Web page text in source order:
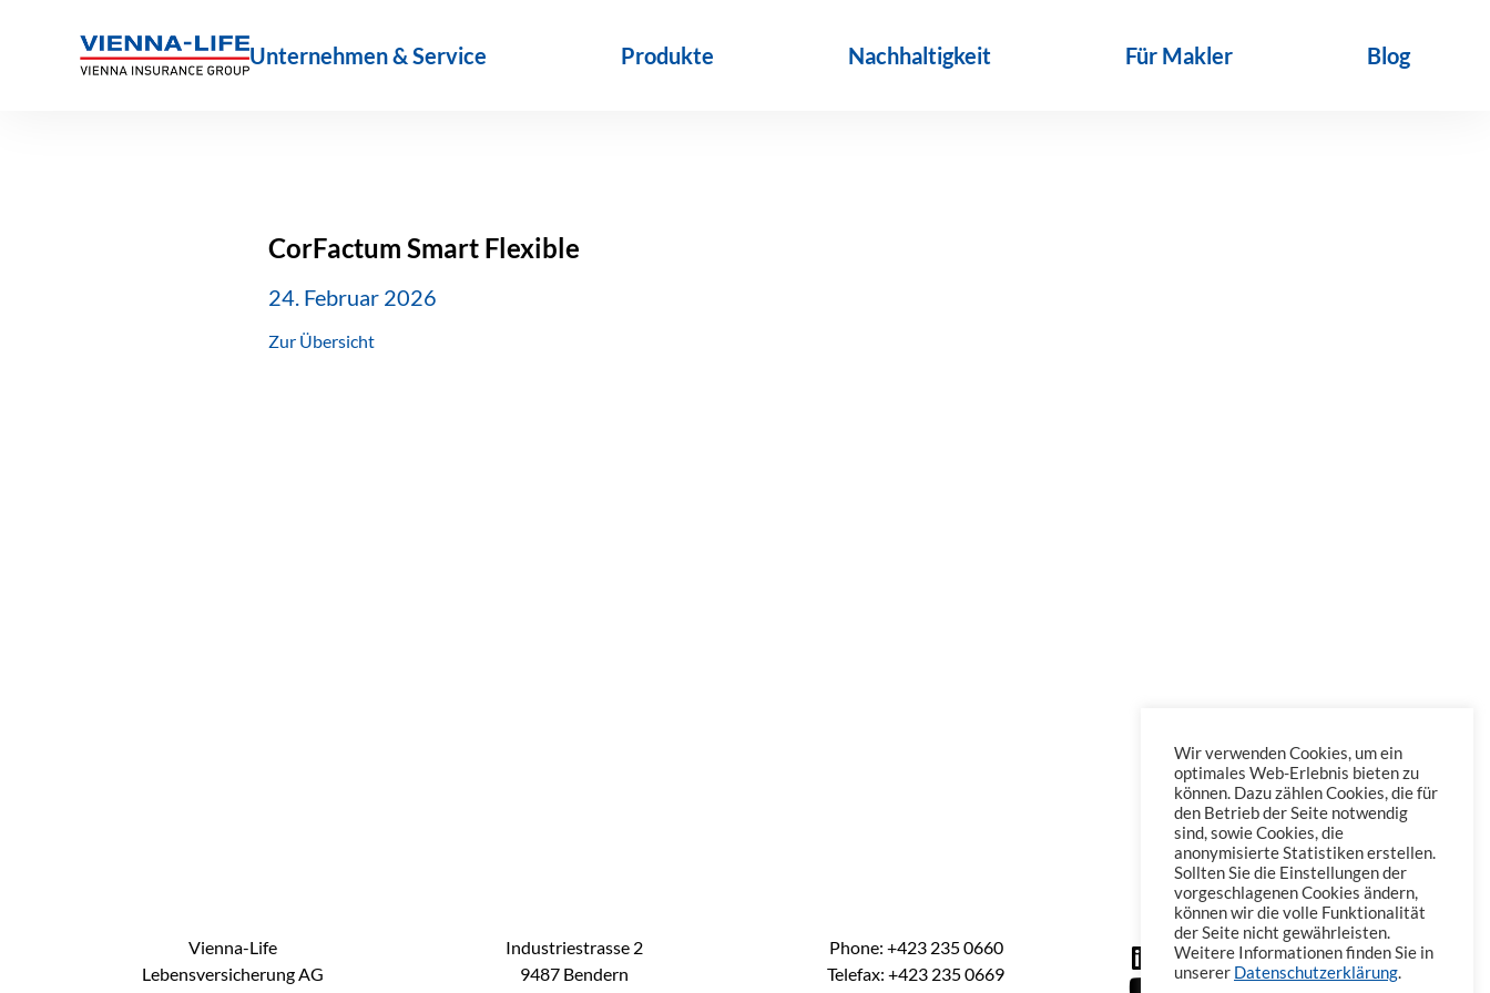
Unternehmen & Service Produkte Nachhaltigkeit Für Makler Blog
CorFactum Smart Flexible
24. Februar 2026
Zur Übersicht
Vienna-Life
Lebensversicherung AG
Industriestrasse 2
9487 Bendern
Phone: +423 235 0660
Telefax: +423 235 0669
Wir verwenden Cookies, um ein
optimales Web-Erlebnis bieten zu
können. Dazu zählen Cookies, die für
den Betrieb der Seite notwendig
sind, sowie Cookies, die
anonymisierte Statistiken erstellen.
Sollten Sie die Einstellungen der
vorgeschlagenen Cookies ändern,
können wir die volle Funktionalität
der Seite nicht gewährleisten.
Weitere Informationen finden Sie in
unserer Datenschutzerklärung.